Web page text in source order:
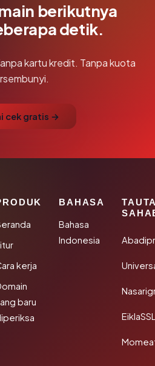
berikutnya
detik.
kartu kredit. Tanpa kuota
cek gratis →
kerja
baru
BAHASA
Bahasa
Indonesia